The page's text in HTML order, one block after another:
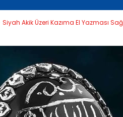
Siyah Akik Üzeri Kazıma El Yazması